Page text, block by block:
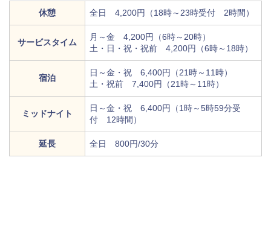
休憩 全日 4,200円（18時～23時受付 2時間）
サービスタイム
月～金 4,200円（6時～20時）
土・日・祝・祝前 4,200円（6時～18時）
宿泊
日～金・祝 6,400円（21時～11時）
土・祝前 7,400円（21時～11時）
ミッドナイト
日～金・祝 6,400円（1時～5時59分受
付 12時間）
延長 全日 800円/30分